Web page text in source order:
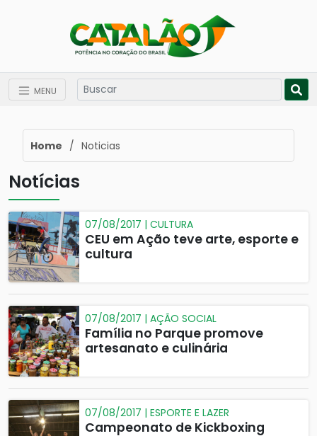
MENU
Home / Noticias
Notícias
07/08/2017 | CULTURA
CEU em Ação teve arte, esporte e
cultura
07/08/2017 | AÇÃO SOCIAL
Família no Parque promove
artesanato e culinária
07/08/2017 | ESPORTE E LAZER
Campeonato de Kickboxing